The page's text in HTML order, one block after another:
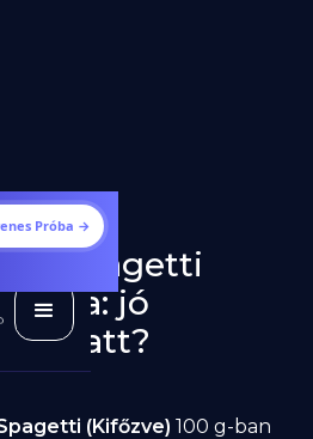
Ingyenes Próba →
Spagetti
jó
alatt?
(Kifőzve) 100 g-ban